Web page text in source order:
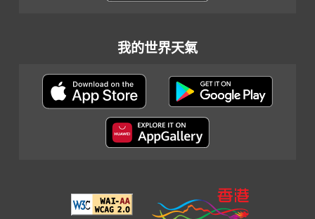
我的世界天氣